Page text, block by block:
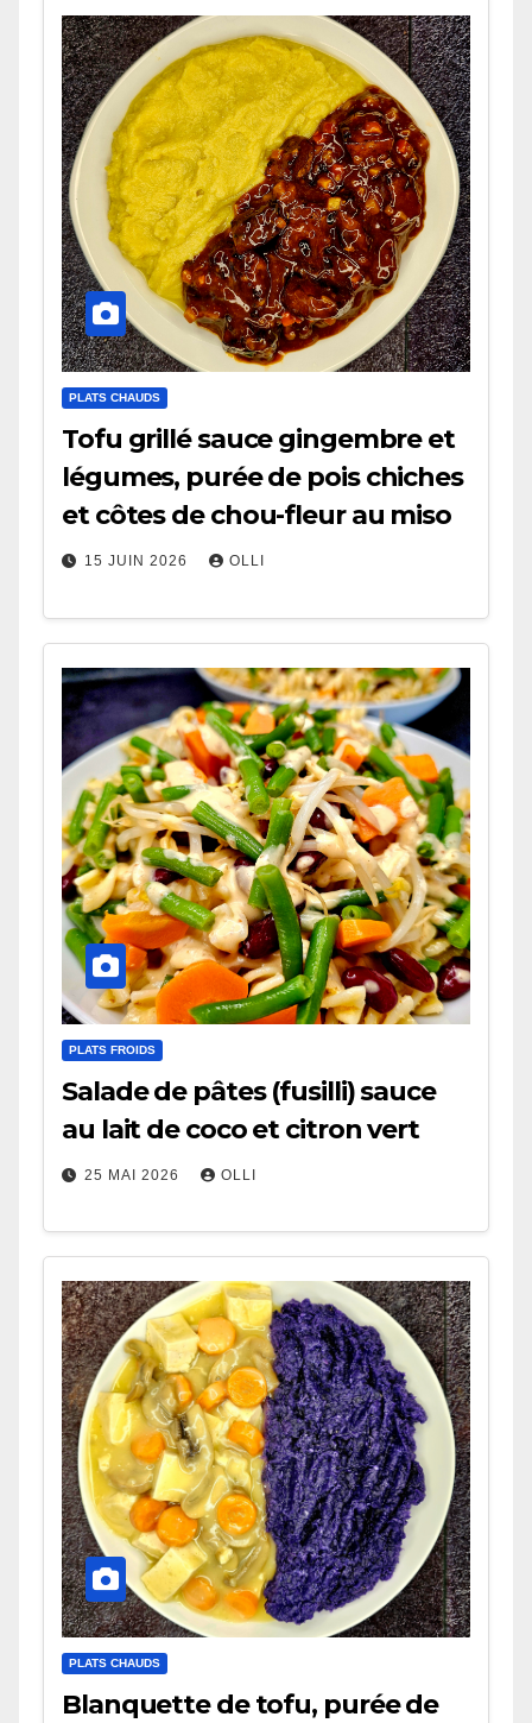
PLATS CHAUDS
Tofu grillé sauce gingembre et
légumes, purée de pois chiches
et côtes de chou-fleur au miso
15 JUIN 2026 OLLI
PLATS FROIDS
Salade de pâtes (fusilli) sauce
au lait de coco et citron vert
25 MAI 2026 OLLI
PLATS CHAUDS
Blanquette de tofu, purée de